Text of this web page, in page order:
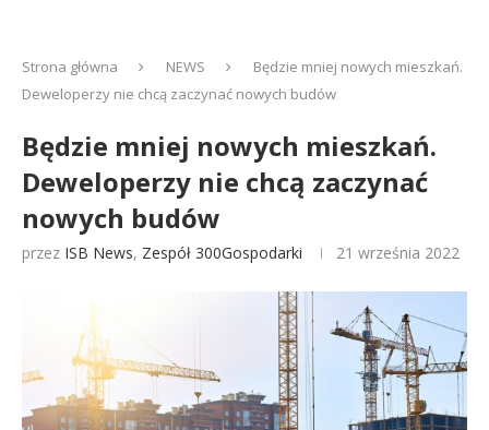
Strona główna NEWS
Będzie mniej nowych mieszkań.
Deweloperzy nie chcą zaczynać nowych budów
Będzie mniej nowych mieszkań.
Deweloperzy nie chcą zaczynać
nowych budów
przez ISB News, Zespół 300Gospodarki 21 września 2022